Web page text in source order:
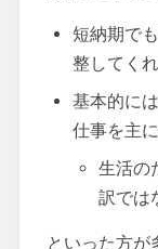
短納期で
整してく
基本的に
仕事を主
生活の
訳では
といった方が